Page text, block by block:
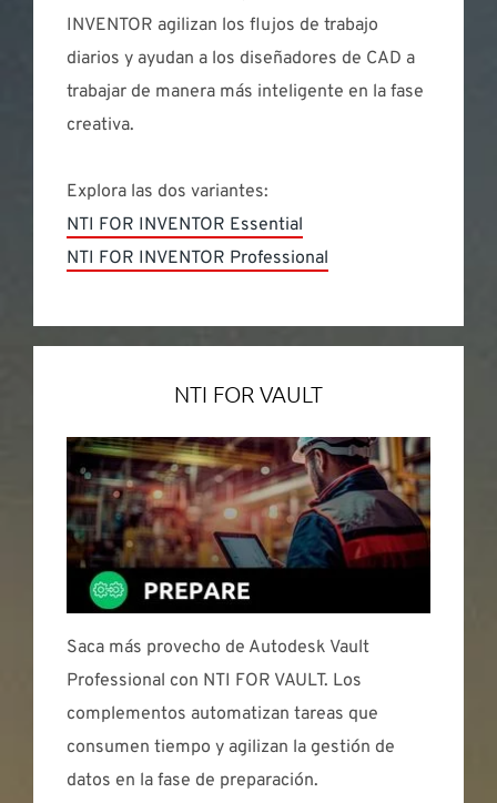
INVENTOR agilizan los flujos de trabajo
diarios y ayudan a los diseñadores de CAD a
trabajar de manera más inteligente en la fase
creativa.
Explora las dos variantes:
NTI FOR INVENTOR Essential
NTI FOR INVENTOR Professional
NTI FOR VAULT
Saca más provecho de Autodesk Vault
Professional con NTI FOR VAULT. Los
complementos automatizan tareas que
consumen tiempo y agilizan la gestión de
datos en la fase de preparación.